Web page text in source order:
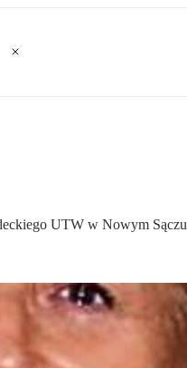
UTW w Nowym Sączu